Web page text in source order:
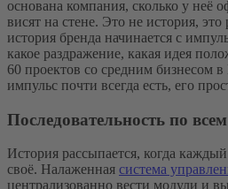
основана компания, сколько у неё
висят на стене. Это не история,
история бренда начинается с
какое раздражение, какая идея
60 проектов со средним бизнесом
импульс почти всегда есть, его
Последовательность по
История рассыпается, когда
своё. Налаженная система
централизованно вести модули и